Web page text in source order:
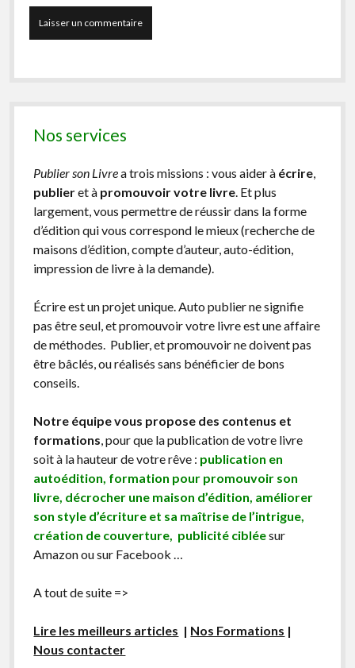
Nos services
Publier son Livrea trois missions : vous aider à écrire,
publieret à promouvoir votre livre. Et plus
largement, vous permettre de réussir dans la forme
d’édition qui vous correspond le mieux (recherche de
maisons d’édition, compte d’auteur, auto-édition,
impression de livre à la demande).
Écrire est un projet unique. Auto publier ne signifie
pas être seul, et promouvoir votre livre est une affaire
de méthodes. Publier, et promouvoir ne doivent pas
être bâclés, ou réalisés sans bénéficier de bons
conseils.
Notre équipe vous propose des contenus et
formations, pour que la publication de votre livre
soit à la hauteur de votre rêve : publication en
autoédition, formation pour promouvoir son
livre, décrocher une maison d’édition, améliorer
son style d’écriture et sa maîtrise de l’intrigue,
création de couverture, publicité cibléesur
Amazon ou sur Facebook …
A tout de suite =>
Lire les meilleurs articles | Nos Formations |
Nous contacter